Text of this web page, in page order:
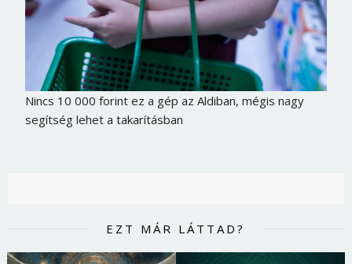
Nincs 10 000 forint ez a gép az Aldiban, mégis nagy
segítség lehet a takarításban
EZT MÁR LÁTTAD?